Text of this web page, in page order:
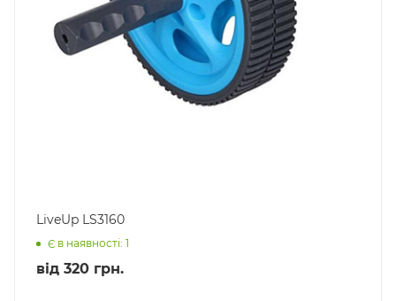
LiveUp LS3160
Є в наявності: 1
від 320 грн.